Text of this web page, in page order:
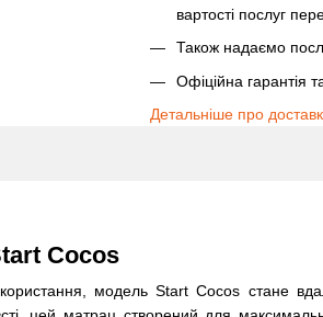
вартості послуг
Також надаємо
Офіційна гарантія
Детальніше про
Cocos
модель Start Cocos стане